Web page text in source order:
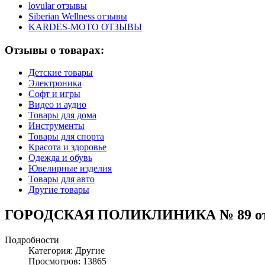
lovular отзывы
Siberian Wellness отзывы
KARDES-MOTO ОТЗЫВЫ
Отзывы о товарах:
Детские товары
Электроника
Софт и игры
Видео и аудио
Товары для дома
Инструменты
Товары для спорта
Красота и здоровье
Одежда и обувь
Ювелирные изделия
Товары для авто
Другие товары
ГОРОДСКАЯ ПОЛИКЛИНИКА № 89
Подробности
Категория: Другие
Просмотров: 13865